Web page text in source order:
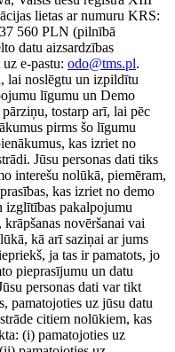
lietas ar numuru KRS:
560 PLN (pilnībā
datu aizsardzības
e-pastu: odo@tms.pl.
lai noslēgtu un izpildītu
līgumu un Demo
tostarp arī, lai pēc
pirms šo līgumu
kas izriet no
Jūsu personas dati tiks
interešu nolūkā, piemēram,
kas izriet no demo
izglītības pakalpojumu
novēršanai vai
kā arī saziņai ar jums
ja tas ir pamatots, jo
pieprasījumu un datu
personas dati var tikt
pamatojoties uz jūsu datu
citiem nolūkiem, kas
(i) pamatojoties uz